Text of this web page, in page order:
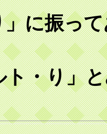
に振っ
ト・り」